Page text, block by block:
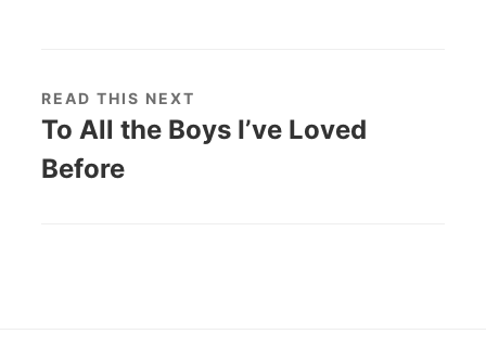
READ THIS NEXT
To All the Boys I’ve Loved
Before